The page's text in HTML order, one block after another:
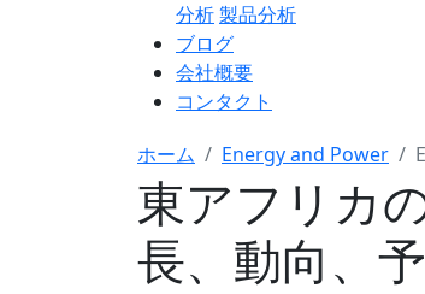
分析製品分析
ブログ
会社概要
コンタクト
ホーム Energy and Power
東アフリカ
長、動向、